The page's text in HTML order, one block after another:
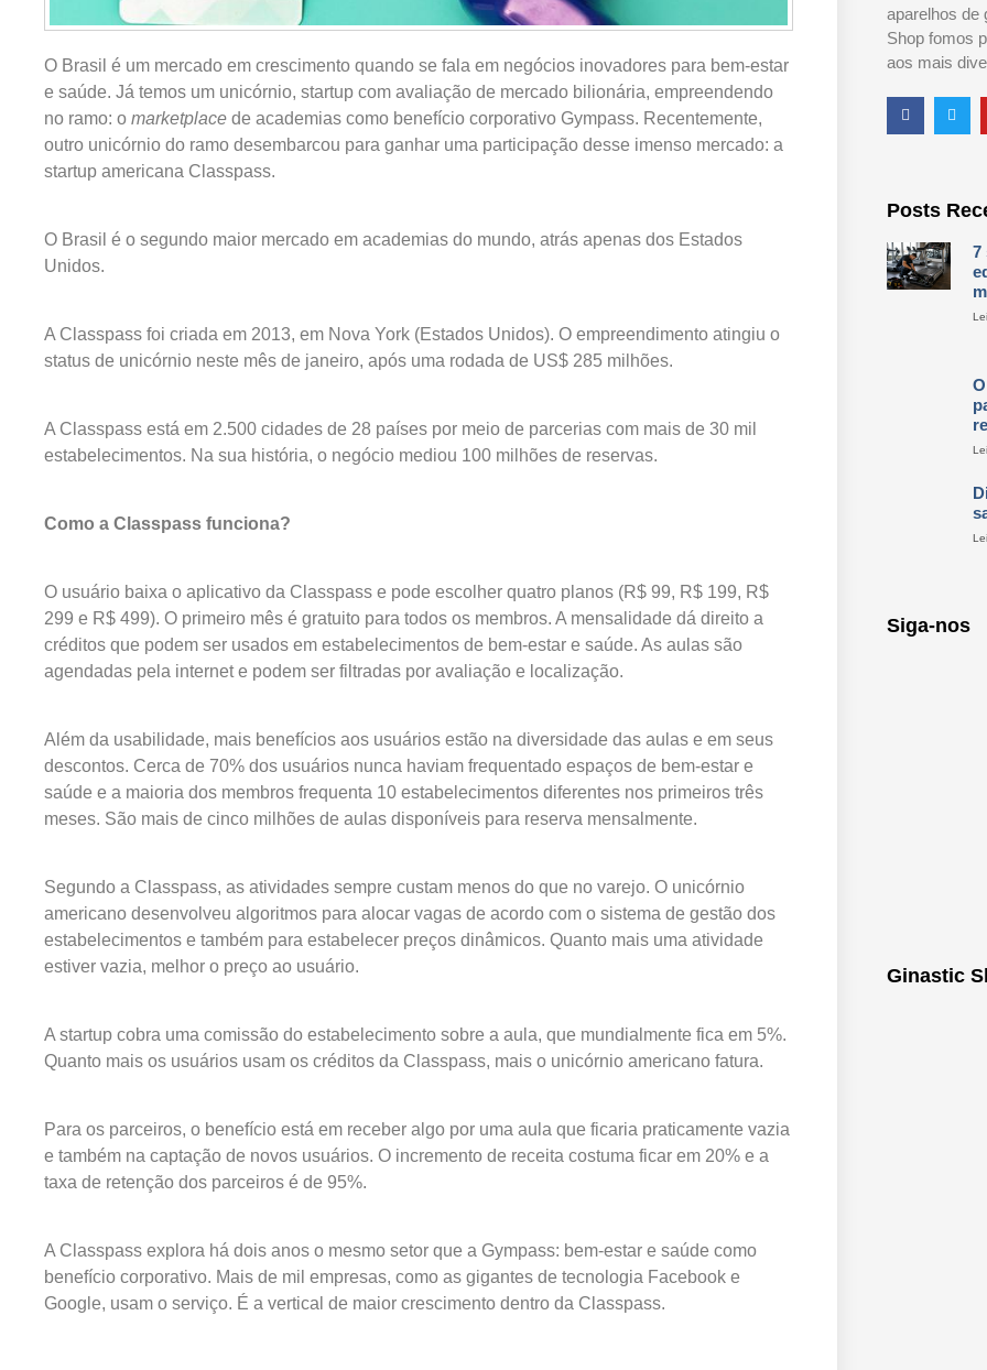
O Brasil é um mercado em crescimento quando se fala em negócios inovadores para bem-estar
e saúde. Já temos um unicórnio, startup com avaliação de mercado bilionária, empreendendo
no ramo: o marketplace de academias como benefício corporativo Gympass. Recentemente,
outro unicórnio do ramo desembarcou para ganhar uma participação desse imenso mercado: a
startup americana Classpass.
O Brasil é o segundo maior mercado em academias do mundo, atrás apenas dos Estados
Unidos.
A Classpass foi criada em 2013, em Nova York (Estados Unidos). O empreendimento atingiu o
status de unicórnio neste mês de janeiro, após uma rodada de US$ 285 milhões.
A Classpass está em 2.500 cidades de 28 países por meio de parcerias com mais de 30 mil
estabelecimentos. Na sua história, o negócio mediou 100 milhões de reservas.
Como a Classpass funciona?
O usuário baixa o aplicativo da Classpass e pode escolher quatro planos (R$ 99, R$ 199, R$
299 e R$ 499). O primeiro mês é gratuito para todos os membros. A mensalidade dá direito a
créditos que podem ser usados em estabelecimentos de bem-estar e saúde. As aulas são
agendadas pela internet e podem ser filtradas por avaliação e localização.
Além da usabilidade, mais benefícios aos usuários estão na diversidade das aulas e em seus
descontos. Cerca de 70% dos usuários nunca haviam frequentado espaços de bem-estar e
saúde e a maioria dos membros frequenta 10 estabelecimentos diferentes nos primeiros três
meses. São mais de cinco milhões de aulas disponíveis para reserva mensalmente.
Segundo a Classpass, as atividades sempre custam menos do que no varejo. O unicórnio
americano desenvolveu algoritmos para alocar vagas de acordo com o sistema de gestão dos
estabelecimentos e também para estabelecer preços dinâmicos. Quanto mais uma atividade
estiver vazia, melhor o preço ao usuário.
A startup cobra uma comissão do estabelecimento sobre a aula, que mundialmente fica em 5%.
Quanto mais os usuários usam os créditos da Classpass, mais o unicórnio americano fatura.
Para os parceiros, o benefício está em receber algo por uma aula que ficaria praticamente vazia
e também na captação de novos usuários. O incremento de receita costuma ficar em 20% e a
taxa de retenção dos parceiros é de 95%.
A Classpass explora há dois anos o mesmo setor que a Gympass: bem-estar e saúde como
benefício corporativo. Mais de mil empresas, como as gigantes de tecnologia Facebook e
Google, usam o serviço. É a vertical de maior crescimento dentro da Classpass.
aparelhos de
Shop fomos
aos mais
Posts
7
Siga-nos
Ginastic